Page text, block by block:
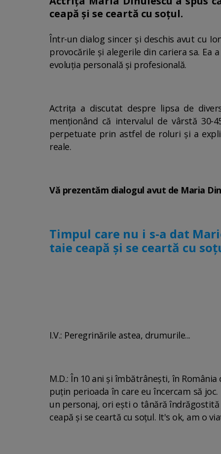
ceapă și se ceartă cu soțul.
Într-un dialog sincer și deschis avut cu
provocările și alegerile din cariera sa. Ea
evoluția personală și profesională.
Actrița a discutat despre lipsa de
menționând că intervalul de vârstă 30-
perpetuate prin astfel de roluri și a
reale.
Vă prezentăm dialogul avut de Maria
Timpul care nu i s-a dat
taie ceapă și se ceartă cu
I.V.: Peregrinările astea, drumurile...
M.D.: În 10 ani și îmbătrânești, în
puțin perioada în care eu încercam să
un personaj, ori ești o tânără îndrăgostită
ceapă și se ceartă cu soțul. It's ok, am o